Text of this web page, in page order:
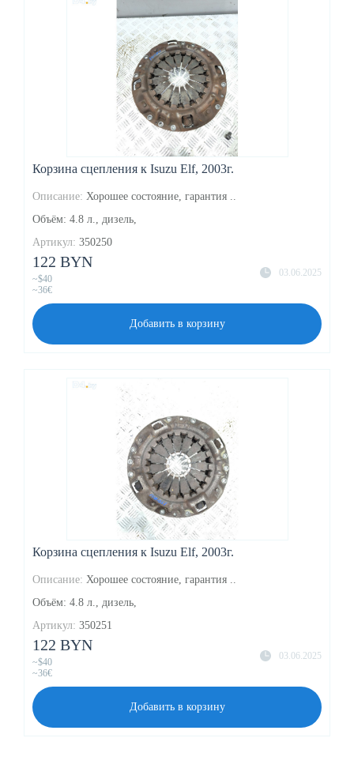
Корзина сцепления к Isuzu Elf, 2003г.
Описание: Хорошее состояние, гарантия ..
Объём: 4.8 л., дизель,
Артикул: 350250
03.06.2025
122 BYN
~$40
~36€
Добавить в корзину
Корзина сцепления к Isuzu Elf, 2003г.
Описание: Хорошее состояние, гарантия ..
Объём: 4.8 л., дизель,
Артикул: 350251
03.06.2025
122 BYN
~$40
~36€
Добавить в корзину